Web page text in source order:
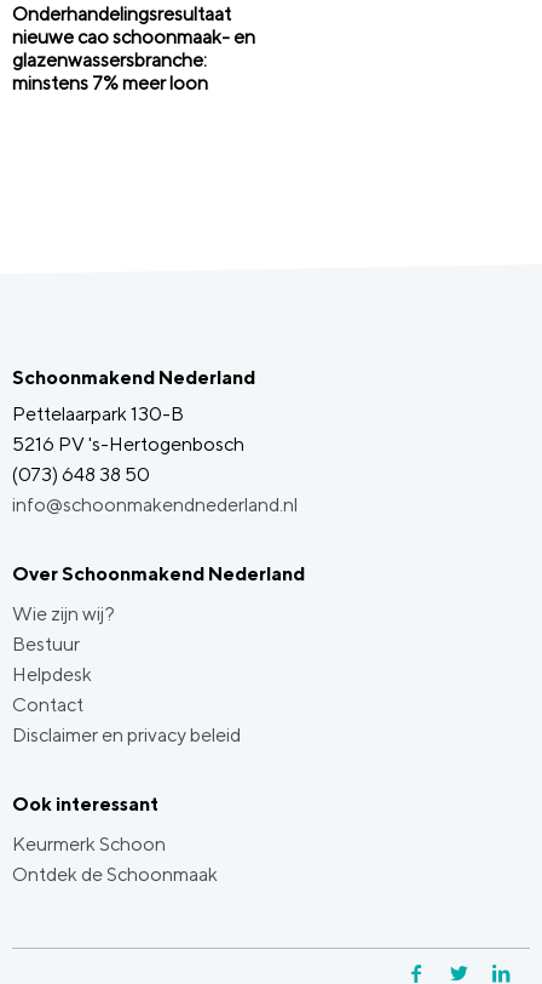
Onderhandelingsresultaat
nieuwe cao schoonmaak- en
glazenwassersbranche:
minstens 7% meer loon
Schoonmakend Nederland
Pettelaarpark 130-B
5216 PV 's-Hertogenbosch
(073) 648 38 50
info@schoonmakendnederland.nl
Over Schoonmakend Nederland
Wie zijn wij?
Bestuur
Helpdesk
Contact
Disclaimer en privacy beleid
Ook interessant
Keurmerk Schoon
Ontdek de Schoonmaak
Facebook
Twitter